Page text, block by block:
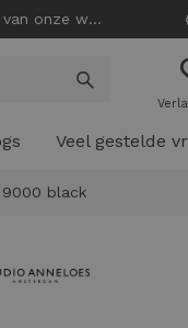
onze winkels!
Veel gestelde
black